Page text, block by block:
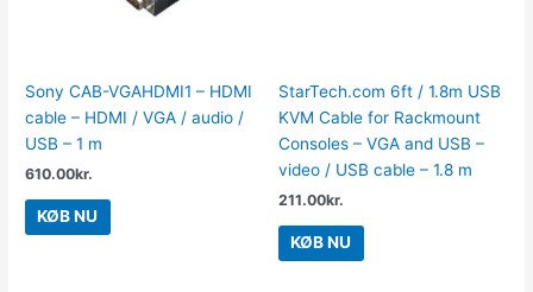
Sony CAB-VGAHDMI1 – HDMI
cable – HDMI / VGA / audio /
USB – 1 m
610.00kr.
KØB NU
StarTech.com 6ft / 1.8m USB
KVM Cable for Rackmount
Consoles – VGA and USB –
video / USB cable – 1.8 m
211.00kr.
KØB NU